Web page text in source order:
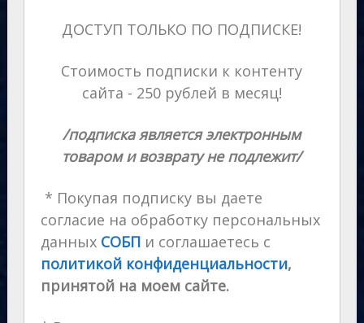
ДОСТУП ТОЛЬКО ПО ПОДПИСКЕ!
Стоимость подписки к контенту
сайта - 250 рублей в месяц!
/подписка является электронным
товаром и возврату не подлежит/
* Покупая подписку вы даете
согласие на обработку персональных
данных СОБП и соглашаетесь с
политикой конфиденциальности,
принятой на моем сайте.